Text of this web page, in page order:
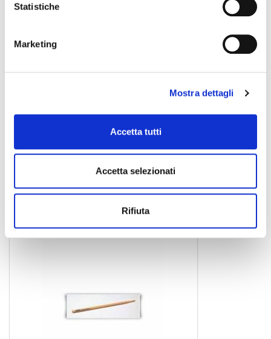
Statistiche
Marketing
Mostra dettagli
Accetta tutti
Accetta selezionati
Rifiuta
Signature Gareth Brown
bacchette
12,50 €